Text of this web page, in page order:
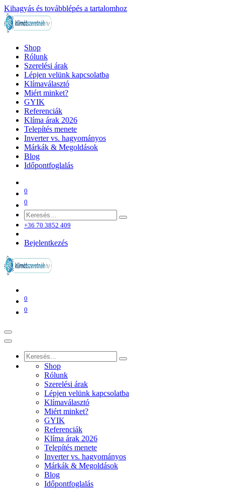
Kihagyás és továbblépés a tartalomhoz
Shop
Rólunk
Szerelési árak
Lépjen velünk kapcsolatba
Klímaválasztó
Miért minket?
GYIK
Referenciák
Klíma árak 2026
Telepítés menete
Inverter vs. hagyományos
Márkák & Megoldások
Blog
Időpontfoglalás
0
0
+36 70 3852 409
Bejelentkezés
0
0
Shop
Rólunk
Szerelési árak
Lépjen velünk kapcsolatba
Klímaválasztó
Miért minket?
GYIK
Referenciák
Klíma árak 2026
Telepítés menete
Inverter vs. hagyományos
Márkák & Megoldások
Blog
Időpontfoglalás